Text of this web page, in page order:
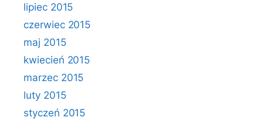
lipiec 2015
czerwiec 2015
maj 2015
kwiecień 2015
marzec 2015
luty 2015
styczeń 2015